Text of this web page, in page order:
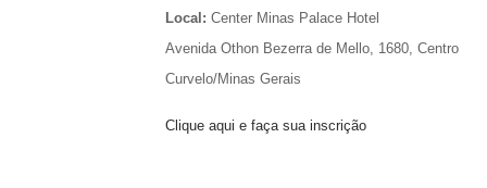
Local: Center Minas Palace Hotel
Avenida Othon Bezerra de Mello, 1680, Centro
Curvelo/Minas Gerais
Clique aqui e faça sua inscrição